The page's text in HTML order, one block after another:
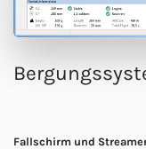
Fallschirm und